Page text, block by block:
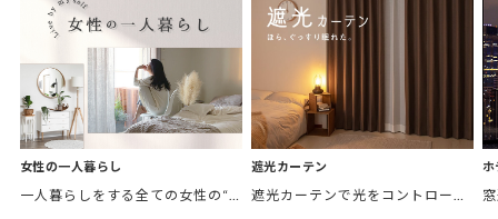
女性の一人暮らし 遮光カーテン